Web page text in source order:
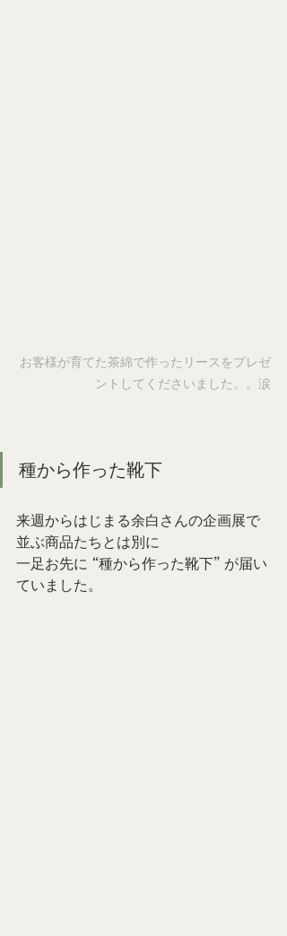
お客様が育てた茶綿で作ったリースをプレゼ
ントしてくださいました。。涙
種から作った靴下
来週からはじまる余白さんの企画展で
並ぶ商品たちとは別に
一足お先に “種から作った靴下” が届い
ていました。